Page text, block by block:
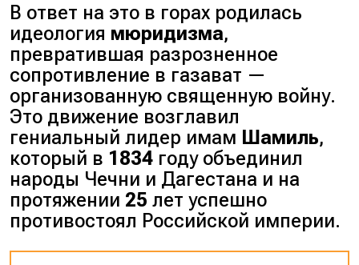
В ответ на это в горах родилась
идеология мюридизма,
превратившая разрозненное
сопротивление в газават —
организованную священную войну.
Это движение возглавил
гениальный лидер имам Шамиль,
который в 1834 году объединил
народы Чечни и Дагестана и на
протяжении 25 лет успешно
противостоял Российской империи.